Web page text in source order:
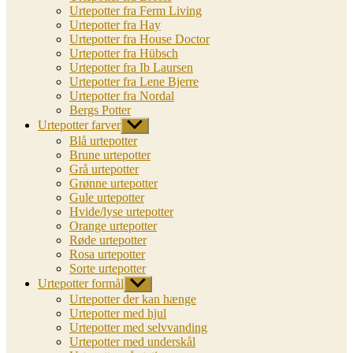
Urtepotter fra Ferm Living
Urtepotter fra Hay
Urtepotter fra House Doctor
Urtepotter fra Hübsch
Urtepotter fra Ib Laursen
Urtepotter fra Lene Bjerre
Urtepotter fra Nordal
Bergs Potter
Urtepotter farver Vis
undermenu
Blå urtepotter
Brune urtepotter
Grå urtepotter
Grønne urtepotter
Gule urtepotter
Hvide/lyse urtepotter
Orange urtepotter
Røde urtepotter
Rosa urtepotter
Sorte urtepotter
Urtepotter formål Vis
undermenu
Urtepotter der kan hænge
Urtepotter med hjul
Urtepotter med selvvanding
Urtepotter med underskål